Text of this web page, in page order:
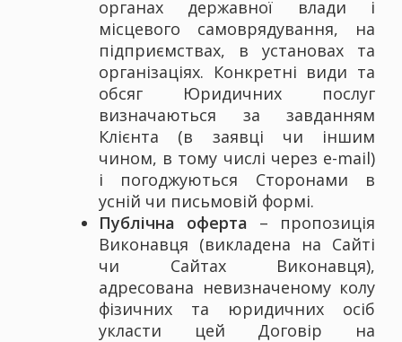
органах державної влади і
місцевого самоврядування, на
підприємствах, в установах та
організаціях. Конкретні види та
обсяг Юридичних послуг
визначаються за завданням
Клієнта (в заявці чи іншим
чином, в тому числі через е-mail)
і погоджуються Сторонами в
усній чи письмовій формі.
Публічна оферта – пропозиція
Виконавця (викладена на Сайті
чи Сайтах Виконавця),
адресована невизначеному колу
фізичних та юридичних осіб
укласти цей Договір на